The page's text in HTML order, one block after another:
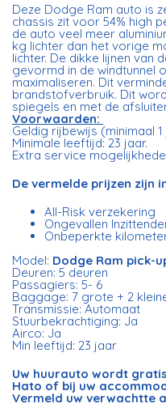
Deze Dodge Ram auto is
chassis zit voor 54% high
de auto veel meer
kg lichter dan het vorige
lichter. De dikke lijnen van
gevormd in de windtunnel
maximaliseren. Dit
brandstofverbruik. Dit
spiegels en met de
Voorwaarden:
Geldig rijbewijs (minimaal
Minimale leeftijd: 23 jaar.
Extra service
De vermelde prijzen zijn
All-Risk verzekering
Ongevallen
Onbeperkte
Model: Dodge Ram pick-
Deuren: 5 deuren
Passagiers: 5- 6
Baggage: 7 grote + 2
Transmissie: Automaat
Stuurbekrachtiging: Ja
Airco: Ja
Min leeftijd: 23 jaar
Uw huurauto wordt
Hato of bij uw
Vermeld uw verwachtte